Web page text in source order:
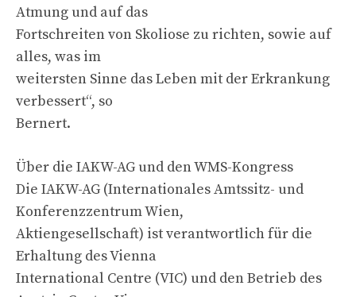
Atmung und auf das
Fortschreiten von Skoliose zu richten, sowie auf
alles, was im
weitersten Sinne das Leben mit der Erkrankung
verbessert“, so
Bernert.
Über die IAKW-AG und den WMS-Kongress
Die IAKW-AG (Internationales Amtssitz- und
Konferenzzentrum Wien,
Aktiengesellschaft) ist verantwortlich für die
Erhaltung des Vienna
International Centre (VIC) und den Betrieb des